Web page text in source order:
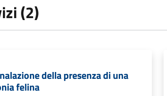
(2)
della presenza di una
felina